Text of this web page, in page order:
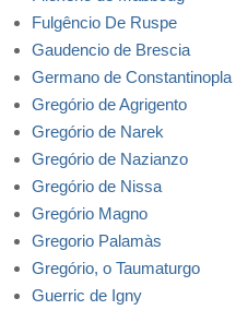
Fulgêncio De Ruspe
Gaudencio de Brescia
Germano de Constantinopla
Gregório de Agrigento
Gregório de Narek
Gregório de Nazianzo
Gregório de Nissa
Gregório Magno
Gregorio Palamàs
Gregório, o Taumaturgo
Guerric de Igny